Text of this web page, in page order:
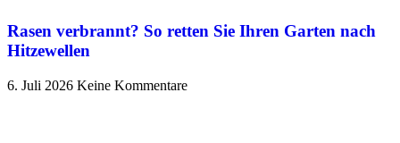
Rasen verbrannt? So retten Sie Ihren Garten nach
Hitzewellen
6. Juli 2026 Keine Kommentare